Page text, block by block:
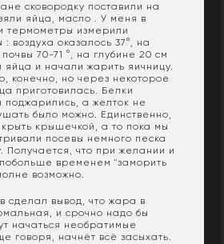
сковородку поставили на
яйца, масло . У меня в
термометры измерили
воздуха оказалось 37°, на
70-71 °, на глубине 20 см
яйца и начали жарить яичницу.
конечно, но через некоторое
приготовилась. Белки
поджарились, а желток не
было можно. Единственно,
крышечкой, а то пока мы
посевы немного песка
Получается, что при желании и
временем "заморить
возможно.
сделал вывод, что жара в
и срочно надо бы
начаться необратимые
говоря, начнёт всё засыхать.